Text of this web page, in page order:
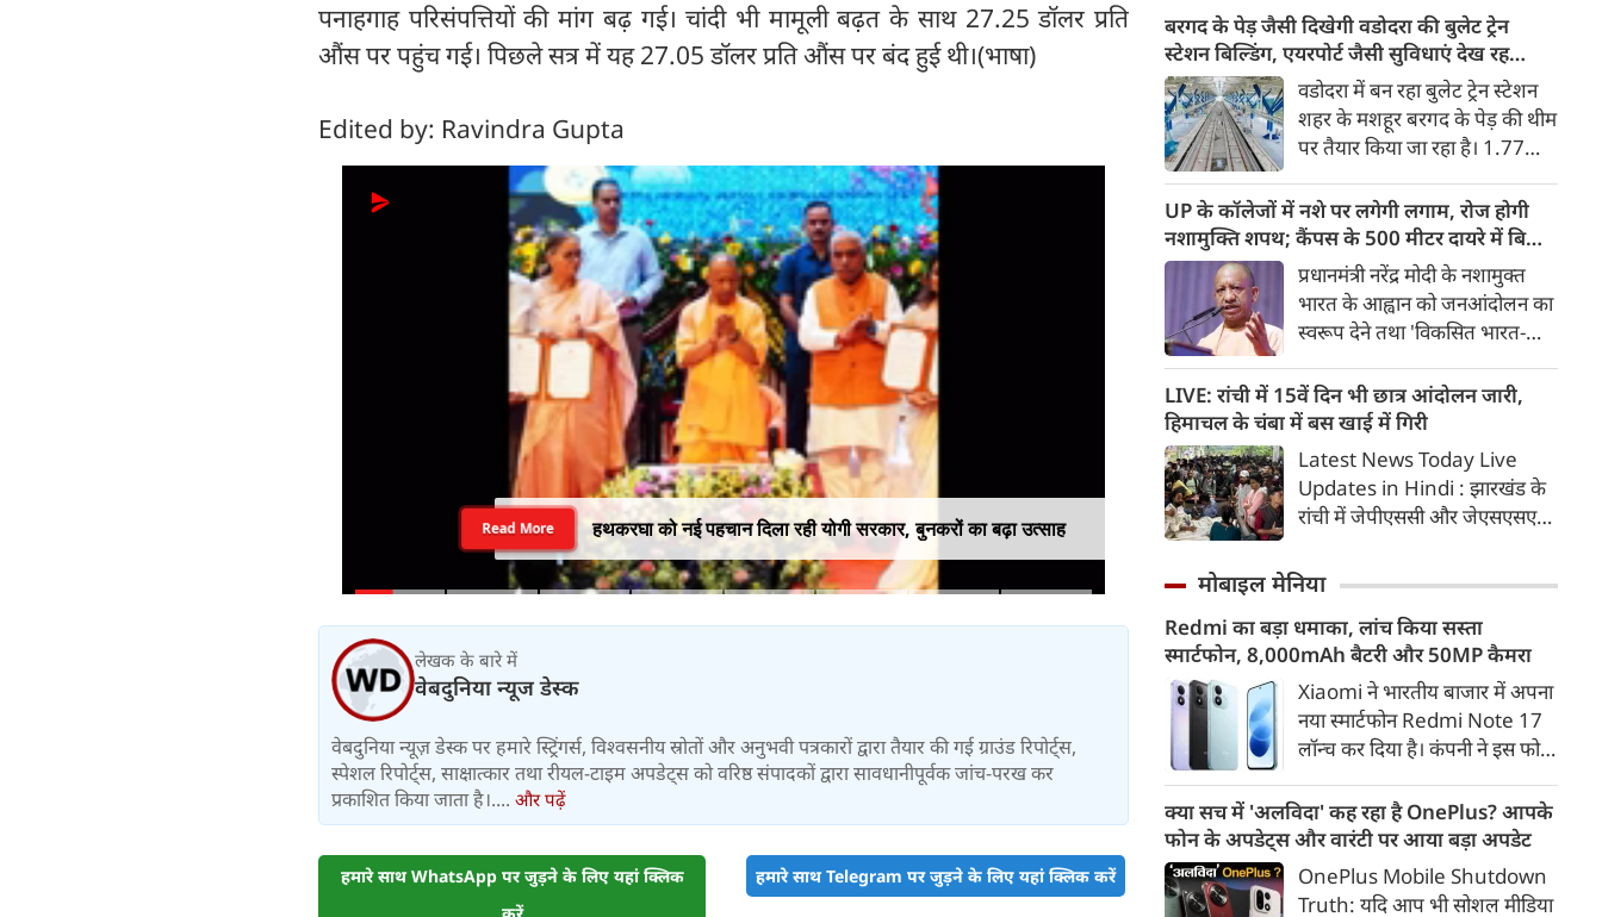
पनाहगाह परिसंपत्तियों की मांग बढ़ गई। चांदी भी मामूली बढ़त के साथ 27.25 डॉलर प्रति
औंस पर पहुंच गई। पिछले सत्र में यह 27.05 डॉलर प्रति औंस पर बंद हुई थी।(भाषा)
Edited by: Ravindra Gupta
हथकरघा को नई पहचान दिला रही योगी सरकार, बुनकरों का बढ़ा उत्साह
Read More
लेखक के बारे में
वेबदुनिया न्यूज डेस्क
वेबदुनिया न्यूज़ डेस्क पर हमारे स्ट्रिंगर्स, विश्वसनीय स्रोतों और अनुभवी पत्रकारों द्वारा तैयार की गई ग्राउंड रिपोर्ट्स,
स्पेशल रिपोर्ट्स, साक्षात्कार तथा रीयल-टाइम अपडेट्स को वरिष्ठ संपादकों द्वारा सावधानीपूर्वक जांच-परख कर
प्रकाशित किया जाता है।.... और पढ़ें
हमारे साथ WhatsApp पर जुड़ने के लिए यहां क्लिक
हमारे साथ Telegram पर जुड़ने के लिए यहां क्लिक करें
हादसे में 7 लोगों की मौत हो गई और
11 अन्य घायल हो गए। घायलों को
अस्पताल में भर्ती कराया गया है।
बरगद के पेड़ जैसी दिखेगी वडोदरा की बुलेट ट्रेन
स्टेशन बिल्डिंग, एयरपोर्ट जैसी सुविधाएं देख रह
जाएंगे दंग
वडोदरा में बन रहा बुलेट ट्रेन स्टेशन
शहर के मशहूर बरगद के पेड़ की थीम
पर तैयार किया जा रहा है। 1.77
एयरपोर्ट जैसी आधुनिक सुविधाएं
होंगी। मुंबई-अहमदाबाद यात्रा महज
2 घंटे 15 मिनट में पूरी होगी।
UP के कॉलेजों में नशे पर लगेगी लगाम, रोज होगी
नशामुक्ति शपथ; कैंपस के 500 मीटर दायरे में बिक्री
पर सख्ती
प्रधानमंत्री नरेंद्र मोदी के नशामुक्त
भारत के आह्वान को जनआंदोलन का
स्वरूप देने तथा 'विकसित भारत-
साकार करने के उद्देश्य से योगी
सरकार सभी उच्च शिक्षण संस्थानों में
व्यापक नशामुक्ति अभियान
चलाएगी। विधानसभा परिसर में उच्च
शिक्षा मंत्री योगेंद्र उपाध्याय की
अध्यक्षता में प्रदेश के सभी राजकीय
परीक्षा नियंत्रकों की महत्वपूर्ण बैठक
आयोजित की गई।
LIVE: रांची में 15वें दिन भी छात्र आंदोलन जारी,
हिमाचल के चंबा में बस खाई में गिरी
Latest News Today Live
Updates in Hindi : झारखंड के
रांची में जेपीएससी और जेएसएसएसी
आंदोलन का आज 15वां दिन है। कुछ
और छात्रों के प्रतिनिधिमंडल के बीच
बात होगी। पल पल की जानकारी...
मोबाइल मेनिया
Redmi का बड़ा धमाका, लांच किया सस्ता
स्मार्टफोन, 8,000mAh बैटरी और 50MP कैमरा
Xiaomi ने भारतीय बाजार में अपना
नया स्मार्टफोन Redmi Note 17
लॉन्च कर दिया है। कंपनी ने इस फोन
डिस्प्ले, 8,000mAh की बड़ी बैटरी
और Qualcomm Snapdragon
चिपसेट के साथ पेश किया है। फोन में
50MP का मेन कैमरा दिया गया है।
क्या सच में 'अलविदा' कह रहा है OnePlus? आपके
फोन के अपडेट्स और वारंटी पर आया बड़ा अपडेट
OnePlus Mobile Shutdown
Truth: यदि आप भी सोशल मीडिया